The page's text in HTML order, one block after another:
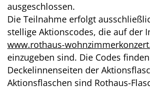
ausgeschlossen.
Die Teilnahme erfolgt
stellige Aktionscodes, die auf der
www.rothaus-
einzugeben sind. Die Codes
Deckelinnenseiten der
Aktionsflaschen sind Rothaus-